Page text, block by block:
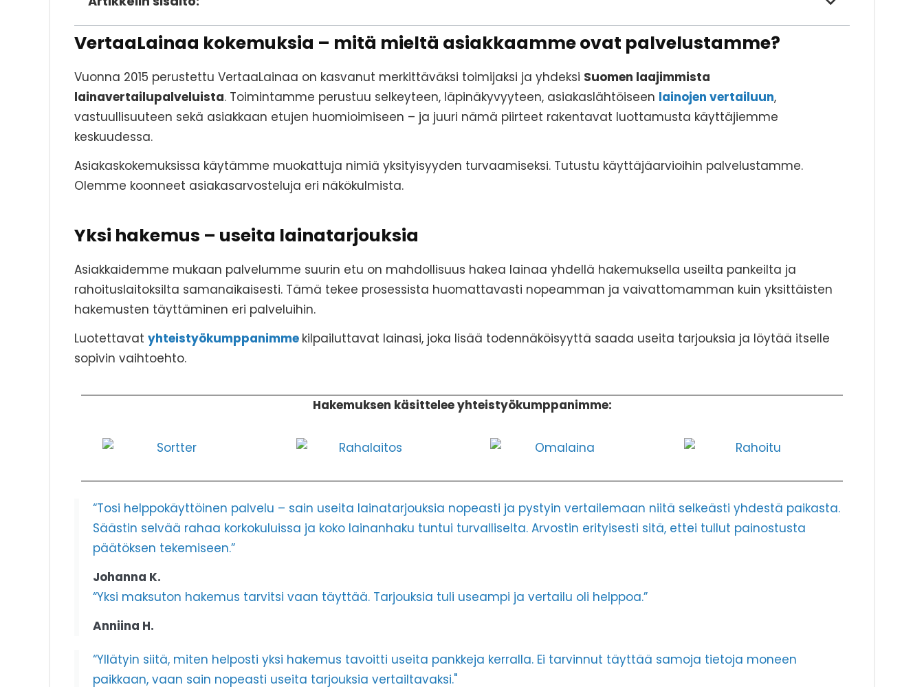
VertaaLainaa kokemuksia – mitä mieltä asiakkaamme ovat palvelustamme?
Vuonna 2015 perustettu VertaaLainaa on kasvanut merkittäväksi toimijaksi ja yhdeksi Suomen laajimmista
lainavertailupalveluista. Toimintamme perustuu selkeyteen, läpinäkyvyyteen, asiakaslähtöiseen lainojen vertailuun,
vastuullisuuteen sekä asiakkaan etujen huomioimiseen – ja juuri nämä piirteet rakentavat luottamusta käyttäjiemme
keskuudessa.
Asiakaskokemuksissa käytämme muokattuja nimiä yksityisyyden turvaamiseksi. Tutustu käyttäjäarvioihin palvelustamme.
Olemme koonneet asiakasarvosteluja eri näkökulmista.
Yksi hakemus – useita lainatarjouksia
Asiakkaidemme mukaan palvelumme suurin etu on mahdollisuus hakea lainaa yhdellä hakemuksella useilta pankeilta ja
rahoituslaitoksilta samanaikaisesti. Tämä tekee prosessista huomattavasti nopeamman ja vaivattomamman kuin yksittäisten
hakemusten täyttäminen eri palveluihin.
Luotettavat yhteistyökumppanimme kilpailuttavat lainasi, joka lisää todennäköisyyttä saada useita tarjouksia ja löytää itselle
sopivin vaihtoehto.
Hakemuksen käsittelee yhteistyökumppanimme:
“Tosi helppokäyttöinen palvelu – sain useita lainatarjouksia nopeasti ja pystyin vertailemaan niitä selkeästi yhdestä paikasta.
Säästin selvää rahaa korkokuluissa ja koko lainanhaku tuntui turvalliselta. Arvostin erityisesti sitä, ettei tullut painostusta
päätöksen tekemiseen.”
Johanna K.
“Yksi maksuton hakemus tarvitsi vaan täyttää. Tarjouksia tuli useampi ja vertailu oli helppoa.”
Anniina H.
“Yllätyin siitä, miten helposti yksi hakemus tavoitti useita pankkeja kerralla. Ei tarvinnut täyttää samoja tietoja moneen
paikkaan, vaan sain nopeasti useita tarjouksia vertailtavaksi."